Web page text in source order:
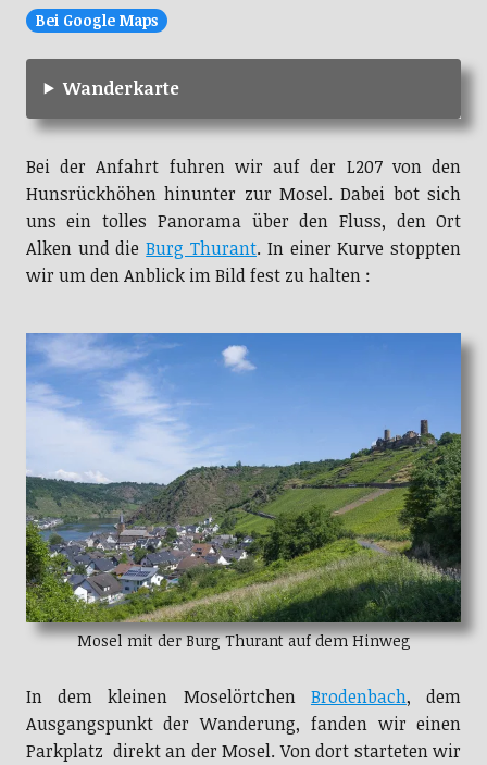
Bei Google Maps
Wanderkarte
Bei der Anfahrt fuhren wir auf der L207 von den
Hunsrückhöhen hinunter zur Mosel. Dabei bot sich
uns ein tolles Panorama über den Fluss, den Ort
Alken und dieBurg Thurant. In einer Kurve stoppten
wir um den Anblick im Bild fest zu halten :
Mosel mit der Burg Thurant auf dem Hinweg
In dem kleinen Moselörtchen Brodenbach, dem
Ausgangspunkt der Wanderung, fanden wir einen
Parkplatz direkt an der Mosel. Von dort starteten wir